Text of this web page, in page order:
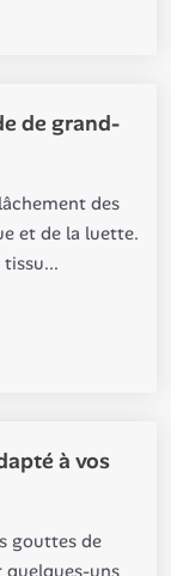
de grand-
des
et de la luette.
à vos
gouttes de
uns